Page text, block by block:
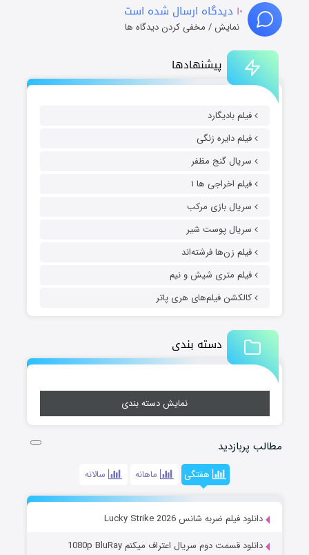
پیشنهادها
فیلم بادیگارد
فیلم دایره زنگی
سریال گنج مظفر
فیلم اخراجی ها ۱
سریال بازی مرکب
سریال پوست شیر
فیلم زن‌ها فرشته‌اند
فیلم متری شیش و نیم
کالکشن فیلم‌های هری پاتر
دسته بندی
نمایش دسته بندی
مطالب پربازدید
هفتگی ماهانه سالانه
دانلود فیلم ضربه شانس Lucky Strike 2026
دانلود قسمت دوم سریال اعتراف میکنم 1080p BluRay
۱۰ دیدگاه ارسال شده است
نمایش / مخفی کردن دیدگاه ها